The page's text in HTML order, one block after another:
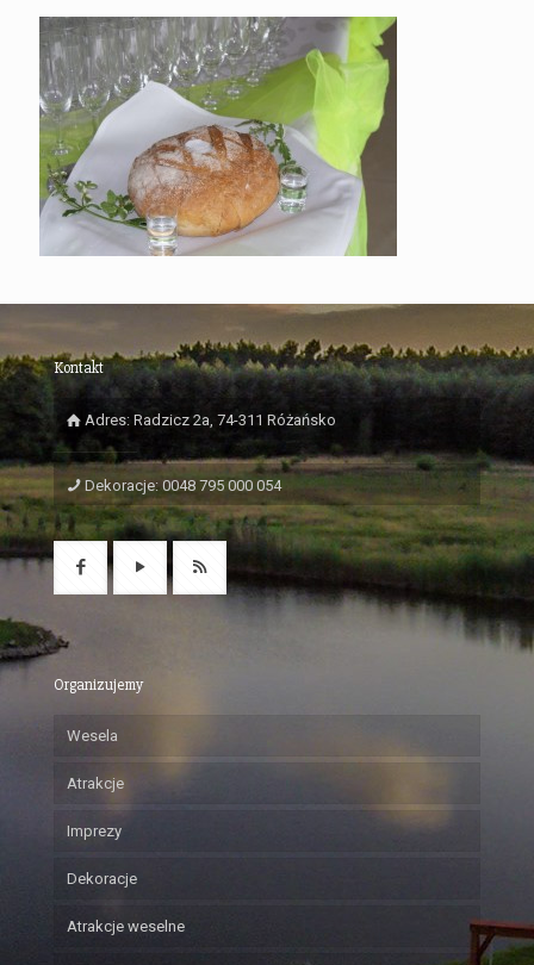
Kontakt
Adres: Radzicz 2a, 74-311 Różańsko
Dekoracje: 0048 795 000 054
Organizujemy
Wesela
Atrakcje
Imprezy
Dekoracje
Atrakcje weselne